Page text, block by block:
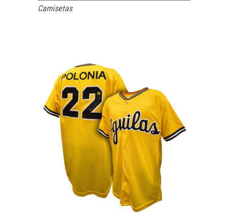
Camisetas